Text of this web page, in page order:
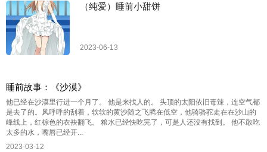
（纯爱）睡前小甜饼
2023-06-13
睡前故事：《沙漠》
他已经在沙漠里行进一个月了。 他是来找人的。 头顶的太阳依旧毒辣，连空气都
是去了的。风呼呼的刮着，软软的黄沙随之飞腾在低空，他骑骆驼走在在沙山的
峰线上，红棕色的衣袂翻飞。 粮水已经快吃完了，可是人还没有找到。 他不敢吃
太多的水，嘴唇已经开...
2023-03-12